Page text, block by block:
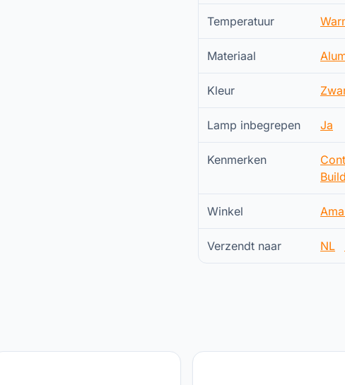
Temperatuur
Materiaal
Kleur
Lamp inbegrepen Ja
Kenmerken
Winkel
Verzendt naar NL